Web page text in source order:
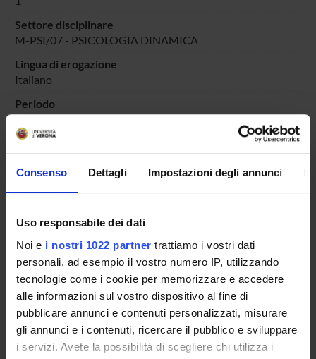
Consenso Dettagli Impostazioni degli annunci
Uso responsabile dei dati
Noi e i nostri 1022 partner trattiamo i vostri dati
personali, ad esempio il vostro numero IP, utilizzando
tecnologie come i cookie per memorizzare e accedere
alle informazioni sul vostro dispositivo al fine di
pubblicare annunci e contenuti personalizzati, misurare
gli annunci e i contenuti, ricercare il pubblico e sviluppare
i servizi. Avete la possibilità di scegliere chi utilizza i
Settore disciplinare
M-PSI/07 - PSICOLOGIA DINAMICA
Lingua di erogazione
Italiano
Periodo
DIDATTICA SOSTEGNOdal 4-ott-2024 al 30-giu-2025.
Avvisi relativi al corso
Seminari relativi al corso
Vai all'orario delle lezioni
Presentazione
Come iscriversi
Insegnamenti